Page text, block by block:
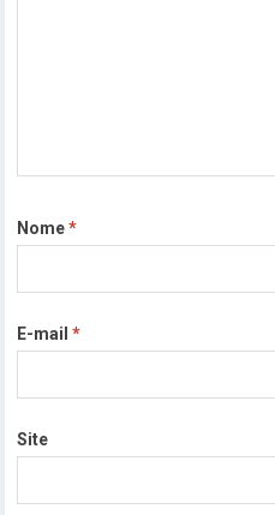
Nome*
E-mail*
Site